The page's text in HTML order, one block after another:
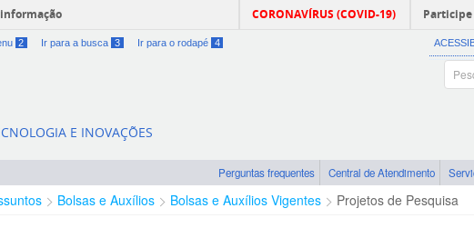
informação CORONAVÍRUS (COVID-19) Participe
2 Ir para a busca 3 Ir para o rodapé 4
E INOVAÇÕES
Perguntas frequentes Central de Atendimento
Bolsas e Auxílios Bolsas e Auxílios Vigentes Projetos de Pesquisa